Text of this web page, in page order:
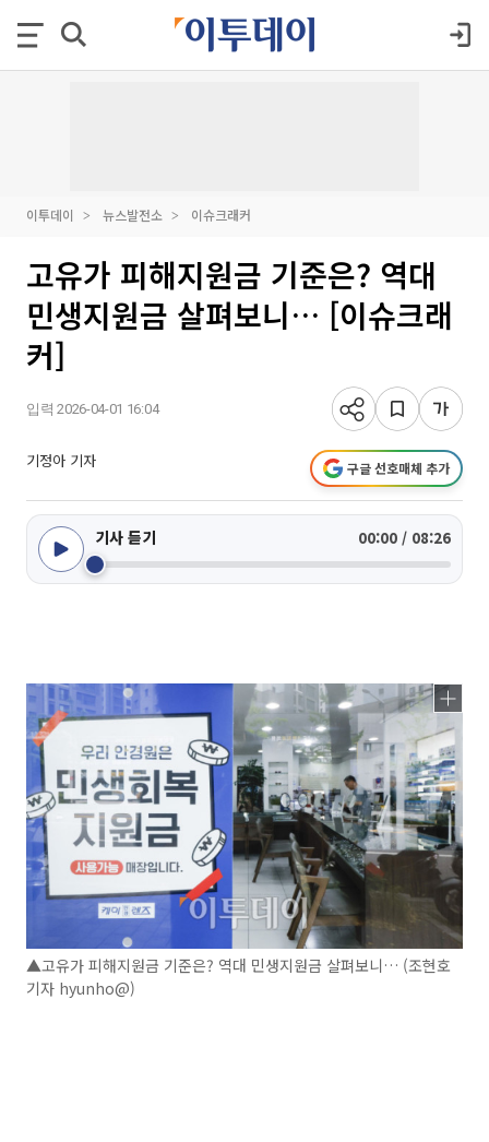
이투데이 뉴스발전소 이슈크래커
고유가 피해지원금 기준은? 역대
민생지원금 살펴보니… [이슈크래
커]
입력 2026-04-01 16:04
기정아 기자 구글 선호매체 추가
기사 듣기 00:00 / 08:26
▲고유가 피해지원금 기준은? 역대 민생지원금 살펴보니… (조현호
기자 hyunho@)